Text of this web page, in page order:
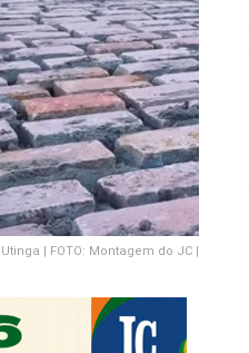
| FOTO: Montagem do JC |